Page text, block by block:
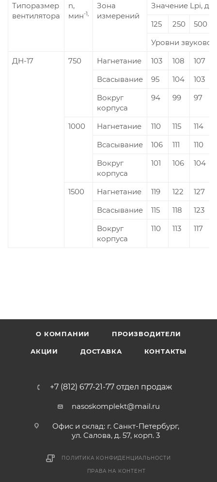
Типоразмер
вентилятора
n,
мин-1,
Зона
измерений
Значение Lpi, дБ
125
250 500
Уровни
ДН-17
750 Нагнетание 103 108 107
Всасывание
95 104 103
Вокруг
корпуса
94 99 97
1000 Нагнетание 110 115 114
Всасывание
106 111 110
Вокруг
корпуса
101 106 104
1500 Нагнетание 119 122 127
Всасывание
115 118 123
Вокруг
корпуса
110 113 117
О КОМПАНИИ ПРОИЗВОДИТЕЛИ
АКЦИИ ДОСТАВКА КОНТАКТЫ
+7 (812) 677-21-77 отдел продаж
nasoskomplekt@mail.ru
Офис и склад: г. Санкт-Петербург,
ул. Салова, д. 57, корп. 3
ПОЛИТИКА КОНФИДЕНЦИАЛЬНОСТИ
ПРАВА НА КОНТЕНТ